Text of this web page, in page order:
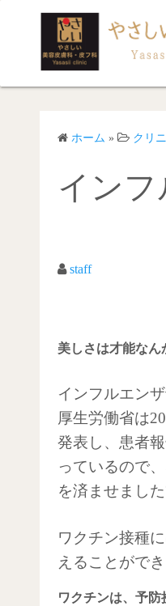
ホーム » クリ
イン
staff
美しさは才能なん
インフ
厚生労働省は
発表し、患者
っているので
を済ませまし
ワクチン接種
えることができ
ワクチンは、予防